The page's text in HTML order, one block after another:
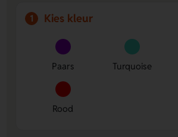
recycled canvas shopper
240gsm
Ruimte voor al je spullen- Ideaal
werk of een dagje uit.
Persoonlijk te bedrukken- Laat een
ontwerp aanbrengen op de Voorzijde
Duurzame keuze
en voorzien van AWARE™ tracer voor
1 Kies kleur
Paars Turquoise
Rood